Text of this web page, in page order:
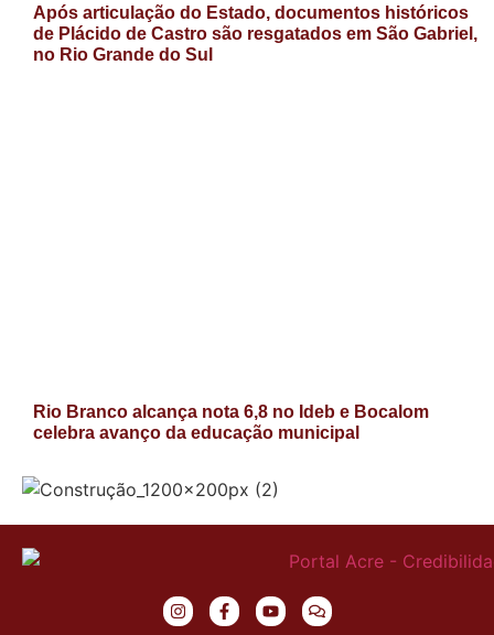
Após articulação do Estado, documentos históricos
de Plácido de Castro são resgatados em São Gabriel,
no Rio Grande do Sul
Rio Branco alcança nota 6,8 no Ideb e Bocalom
celebra avanço da educação municipal